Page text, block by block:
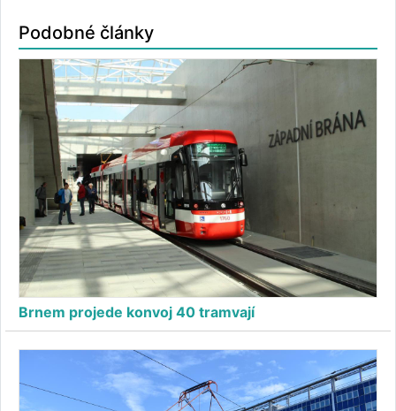
Podobné články
Brnem projede konvoj 40 tramvají